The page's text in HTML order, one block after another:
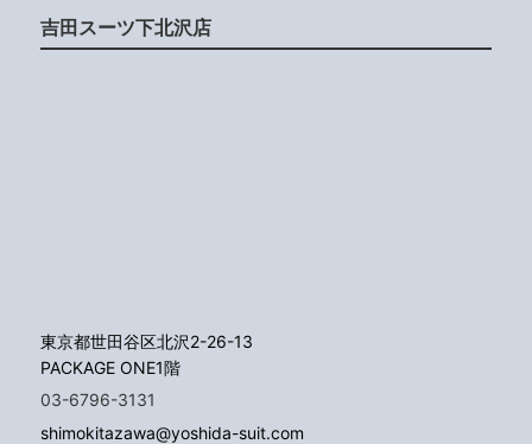
吉田スーツ下北沢店
東京都世田谷区北沢2-26-13
PACKAGE ONE1階
03-6796-3131
shimokitazawa@yoshida-suit.com